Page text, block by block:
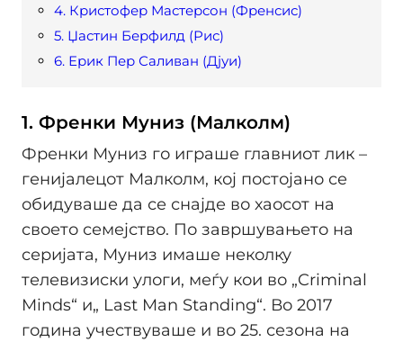
4. Кристофер Мастерсон (Френсис)
5. Џастин Берфилд (Рис)
6. Ерик Пер Саливан (Дјуи)
1. Френки Муниз (Малколм)
Френки Муниз го играше главниот лик –
генијалецот Малколм, кој постојано се
обидуваше да се снајде во хаосот на
своето семејство. По завршувањето на
серијата, Муниз имаше неколку
телевизиски улоги, меѓу кои во „Criminal
Minds“ и„ Last Man Standing“. Во 2017
година учествуваше и во 25. сезона на